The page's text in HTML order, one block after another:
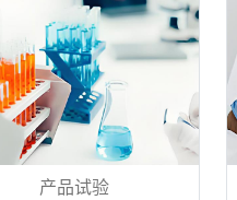
产品试验